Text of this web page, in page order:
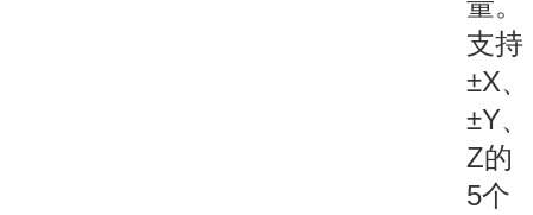
支持
±X、
±Y、
Z的
5个